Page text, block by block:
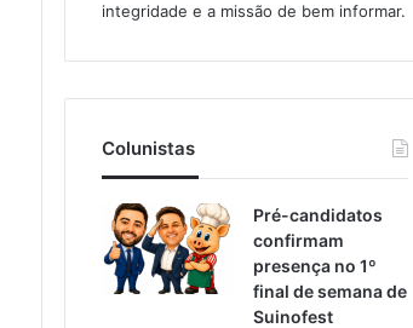
integridade e a missão de bem informar.​
Colunistas
Pré-candidatos
confirmam
presença no 1º
final de semana de
Suinofest